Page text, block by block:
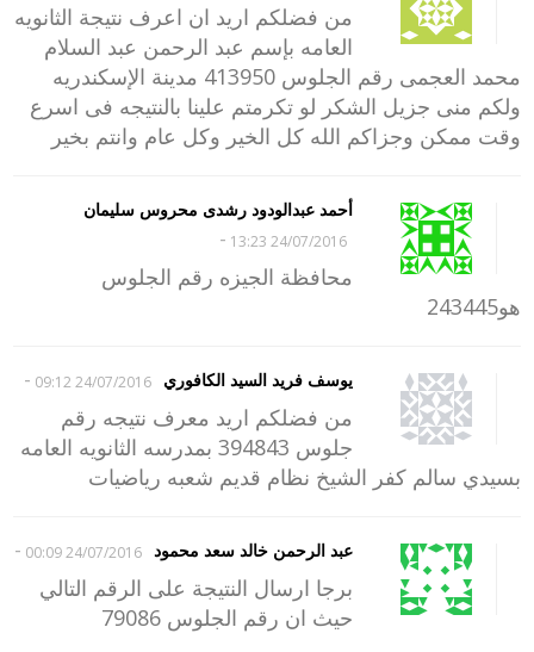
من فضلكم اريد ان اعرف نتيجة الثانويه
العامه بإسم عبد الرحمن عبد السلام
محمد العجمى رقم الجلوس 413950 مدينة الإسكندريه
ولكم منى جزيل الشكر لو تكرمتم علينا بالنتيجه فى اسرع
وقت ممكن وجزاكم الله كل الخير وكل عام وانتم بخير
أحمد عبدالودود رشدى محروس سليمان
24/07/2016 13:23
-
محافظة الجيزه رقم الجلوس
هو243445
يوسف فريد السيد الكافوري 24/07/2016 09:12
-
من فضلكم اريد معرف نتيجه رقم
جلوس 394843 بمدرسه الثانويه العامه
بسيدي سالم كفر الشيخ نظام قديم شعبه رياضيات
عبد الرحمن خالد سعد محمود 24/07/2016 00:09
-
برجا ارسال النتيجة على الرقم التالي
حيث ان رقم الجلوس 79086